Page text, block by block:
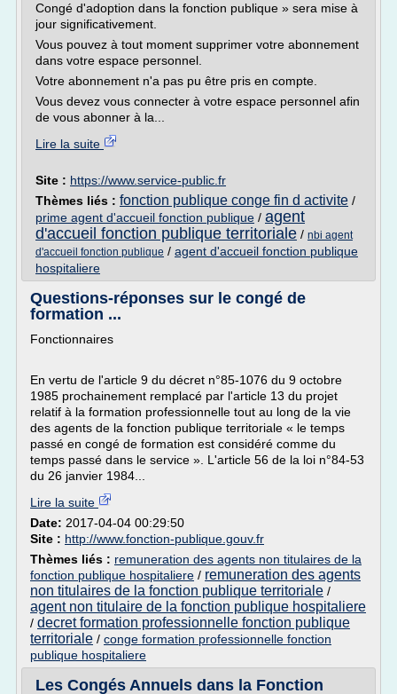
Congé d'adoption dans la fonction publique » sera mise à
jour significativement.
Vous pouvez à tout moment supprimer votre abonnement
dans votre espace personnel.
Votre abonnement n'a pas pu être pris en compte.
Vous devez vous connecter à votre espace personnel afin
de vous abonner à la...
Lire la suite
Site : https://www.service-public.fr
Thèmes liés : fonction publique conge fin d activite /
prime agent d'accueil fonction publique / agent
d'accueil fonction publique territoriale / nbi agent
d'accueil fonction publique / agent d'accueil fonction publique
hospitaliere
Questions-réponses sur le congé de
formation ...
Fonctionnaires
En vertu de l'article 9 du décret n°85-1076 du 9 octobre
1985 prochainement remplacé par l'article 13 du projet
relatif à la formation professionnelle tout au long de la vie
des agents de la fonction publique territoriale « le temps
passé en congé de formation est considéré comme du
temps passé dans le service ». L'article 56 de la loi n°84-53
du 26 janvier 1984...
Lire la suite
Date: 2017-04-04 00:29:50
Site : http://www.fonction-publique.gouv.fr
Thèmes liés : remuneration des agents non titulaires de la
fonction publique hospitaliere / remuneration des agents
non titulaires de la fonction publique territoriale /
agent non titulaire de la fonction publique hospitaliere
/ decret formation professionnelle fonction publique
territoriale / conge formation professionnelle fonction
publique hospitaliere
Les Congés Annuels dans la Fonction